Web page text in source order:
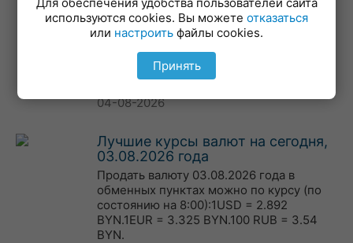
04.08.2026 года
Продать валюту 04.08.2026 года в
обменных пунктах можно по курсу (по
состоянию на 8:00):1USD = 2.903
BYN.1EUR = 3.345 BYN.100 RUB = 3.545
04-08-2026
Лучшие курсы валют на сегодня,
03.08.2026 года
Продать валюту 03.08.2026 года в
обменных пунктах можно по курсу (по
состоянию на 8:00):1USD = 2.892
BYN.1EUR = 3.325 BYN.100 RUB = 3.54
BYN.
используются cookies. Вы можете отказаться
или настроить файлы cookies.
Принять